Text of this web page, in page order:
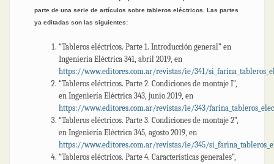
parte de una serie de artículos sobre tableros eléctricos. Las partes
ya editadas son las siguientes:
“Tableros eléctricos. Parte 1. Introducción general” en
Ingeniería Eléctrica 341, abril 2019, en
https://www.editores.com.ar/revistas/ie/341/
“Tableros eléctricos. Parte 2. Condiciones de montaje I”,
en Ingeniería Eléctrica 343, junio 2019, en
https://www.editores.com.ar/revistas/ie/343/
“Tableros eléctricos. Parte 3. Condiciones de montaje 2”,
en Ingeniería Eléctrica 345, agosto 2019, en
https://www.editores.com.ar/revistas/ie/345/
“Tableros eléctricos. Parte 4. Características generales”,